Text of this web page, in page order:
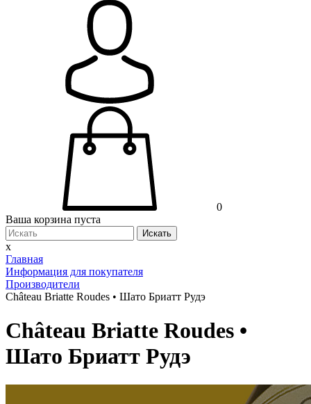
0
Ваша корзина пуста
Искать
x
Главная
Информация для покупателя
Производители
Château Briatte Roudes • Шато Бриатт Рудэ
Château Briatte Roudes •
Шато Бриатт Рудэ